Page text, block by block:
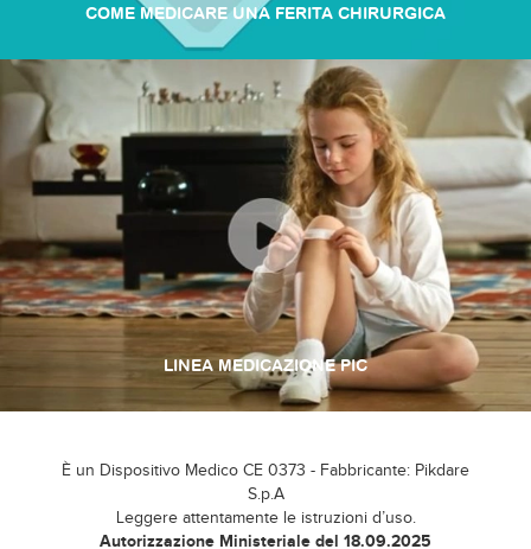
COME MEDICARE UNA FERITA CHIRURGICA
LINEA MEDICAZIONE PIC
È un Dispositivo Medico CE 0373 - Fabbricante: Pikdare
S.p.A
Leggere attentamente le istruzioni d’uso.
Autorizzazione Ministeriale del 18.09.2025